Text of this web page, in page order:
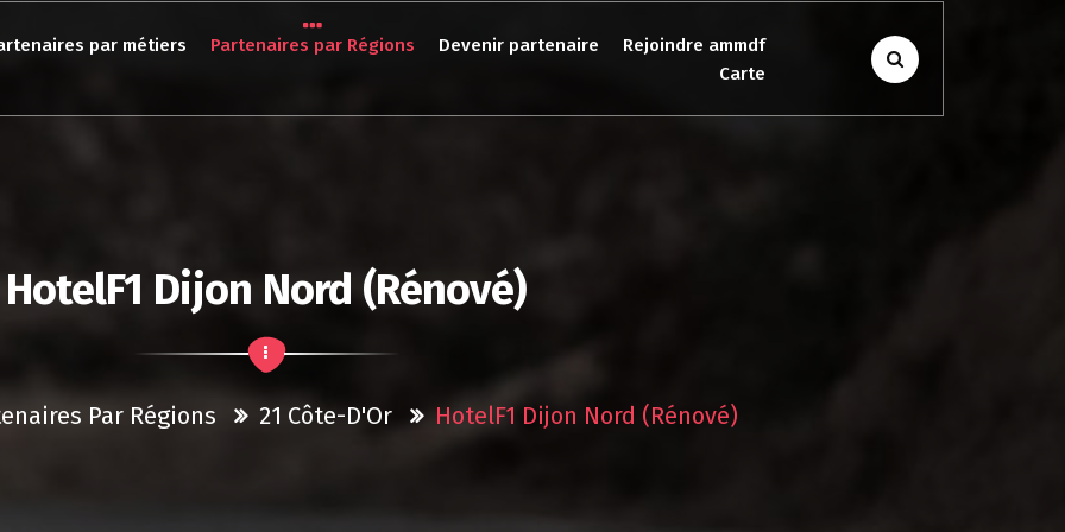
par métiers Partenaires par Régions Devenir partenaire
Rejoindre ammdf
Carte
HotelF1 Dijon Nord (rénové)
Par Régions 21 Côte-D'Or HotelF1 Dijon Nord (rénové)